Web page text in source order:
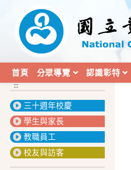
內
首頁 分眾導覽 認識彰特
:::
三十週年校慶
學生與家長
教職員工
校友與訪客